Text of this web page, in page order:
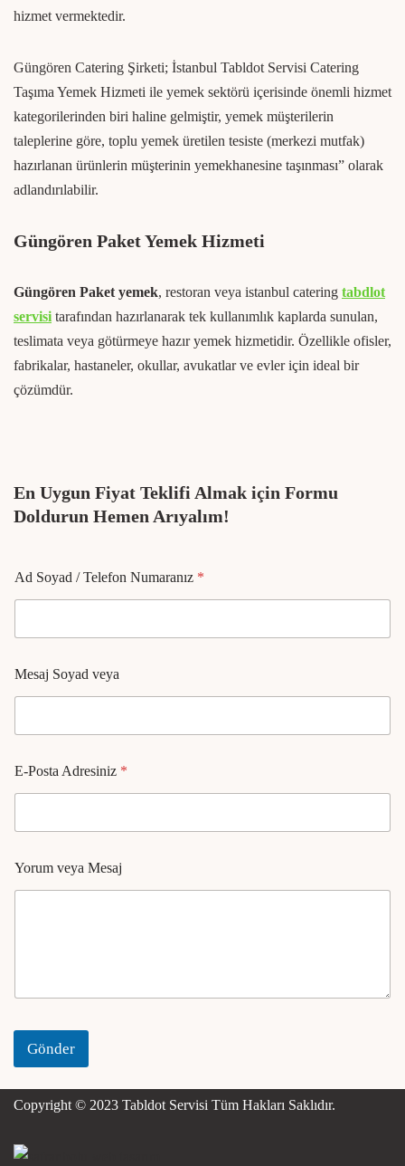
hizmet vermektedir.
Güngören Catering Şirketi; İstanbul Tabldot Servisi Catering
Taşıma Yemek Hizmeti ile yemek sektörü içerisinde önemli hizmet
kategorilerinden biri haline gelmiştir, yemek müşterilerin
taleplerine göre, toplu yemek üretilen tesiste (merkezi mutfak)
hazırlanan ürünlerin müşterinin yemekhanesine taşınması” olarak
adlandırılabilir.
Güngören Paket Yemek Hizmeti
Güngören Paket yemek, restoran veya istanbul catering tabdlot
servisi tarafından hazırlanarak tek kullanımlık kaplarda sunulan,
teslimata veya götürmeye hazır yemek hizmetidir. Özellikle ofisler,
fabrikalar, hastaneler, okullar, avukatlar ve evler için ideal bir
çözümdür.
En Uygun Fiyat Teklifi Almak için Formu
Doldurun Hemen Arıyalım!
Ad Soyad / Telefon Numaranız *
Mesaj Soyad veya
E-Posta Adresiniz *
Yorum veya Mesaj
Gönder
Copyright © 2023 Tabldot Servisi Tüm Hakları Saklıdır.